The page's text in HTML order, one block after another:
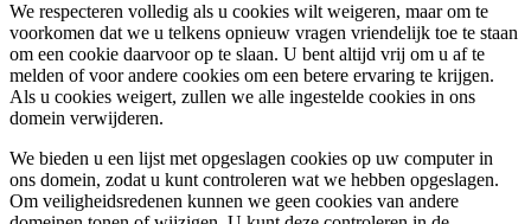
We respecteren volledig als u cookies wilt weigeren, maar om te
voorkomen dat we u telkens opnieuw vragen vriendelijk toe te staan
om een cookie daarvoor op te slaan. U bent altijd vrij om u af te
melden of voor andere cookies om een betere ervaring te krijgen.
Als u cookies weigert, zullen we alle ingestelde cookies in ons
domein verwijderen.
We bieden u een lijst met opgeslagen cookies op uw computer in
ons domein, zodat u kunt controleren wat we hebben opgeslagen.
Om veiligheidsredenen kunnen we geen cookies van andere